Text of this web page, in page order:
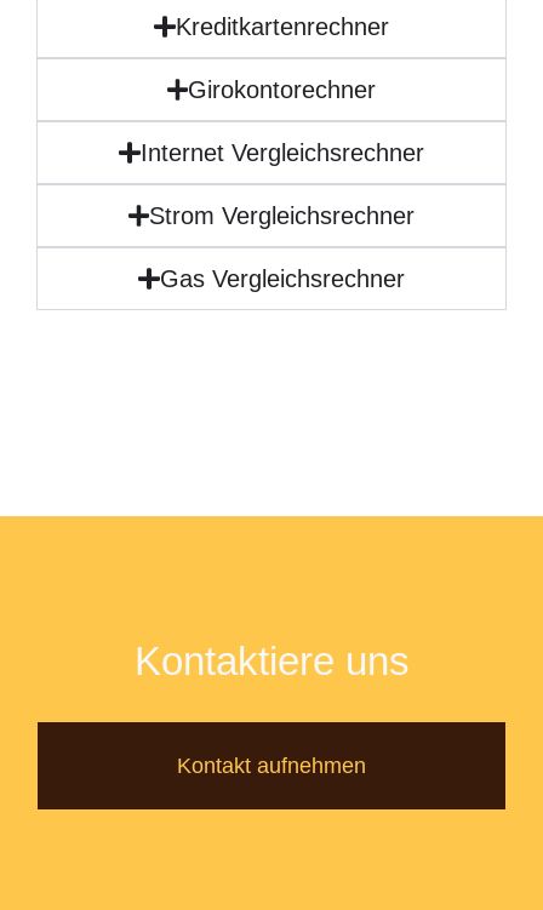
Kreditkartenrechner
Girokontorechner
Internet Vergleichsrechner
Strom Vergleichsrechner
Gas Vergleichsrechner
Kontaktiere uns
Kontakt aufnehmen